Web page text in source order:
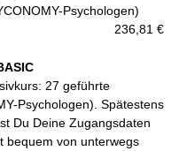
Psychologen)
236,81 €
27 geführte
Psychologen). Spätestens
Du Deine Zugangsdaten
bequem von unterwegs